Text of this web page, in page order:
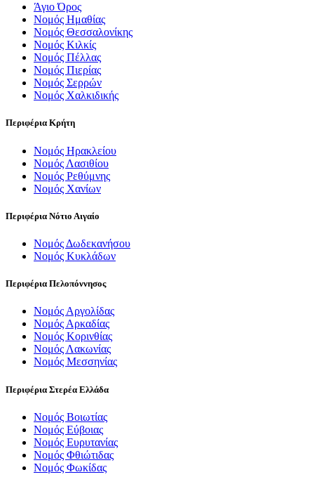
Άγιο Όρος
Νομός Ημαθίας
Νομός Θεσσαλονίκης
Νομός Κιλκίς
Νομός Πέλλας
Νομός Πιερίας
Νομός Σερρών
Νομός Χαλκιδικής
Περιφέρια Κρήτη
Νομός Ηρακλείου
Νομός Λασιθίου
Νομός Ρεθύμνης
Νομός Χανίων
Περιφέρια Νότιο Αιγαίο
Νομός Δωδεκανήσου
Νομός Κυκλάδων
Περιφέρια Πελοπόννησος
Νομός Αργολίδας
Νομός Αρκαδίας
Νομός Κορινθίας
Νομός Λακωνίας
Νομός Μεσσηνίας
Περιφέρια Στερέα Ελλάδα
Νομός Βοιωτίας
Νομός Εύβοιας
Νομός Ευρυτανίας
Νομός Φθιώτιδας
Νομός Φωκίδας